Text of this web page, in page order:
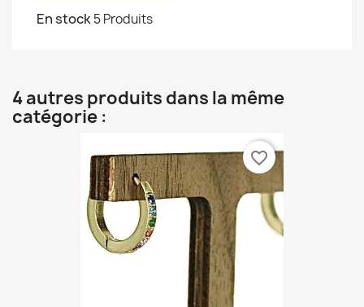
En stock5 Produits
4 autres produits dans la même
catégorie :
favorite_border